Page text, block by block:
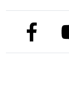
link to